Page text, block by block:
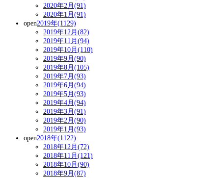
2020年2月(91)
2020年1月(91)
open2019年(1129)
2019年12月(82)
2019年11月(94)
2019年10月(110)
2019年9月(90)
2019年8月(105)
2019年7月(93)
2019年6月(94)
2019年5月(93)
2019年4月(94)
2019年3月(91)
2019年2月(90)
2019年1月(93)
open2018年(1122)
2018年12月(72)
2018年11月(121)
2018年10月(90)
2018年9月(87)